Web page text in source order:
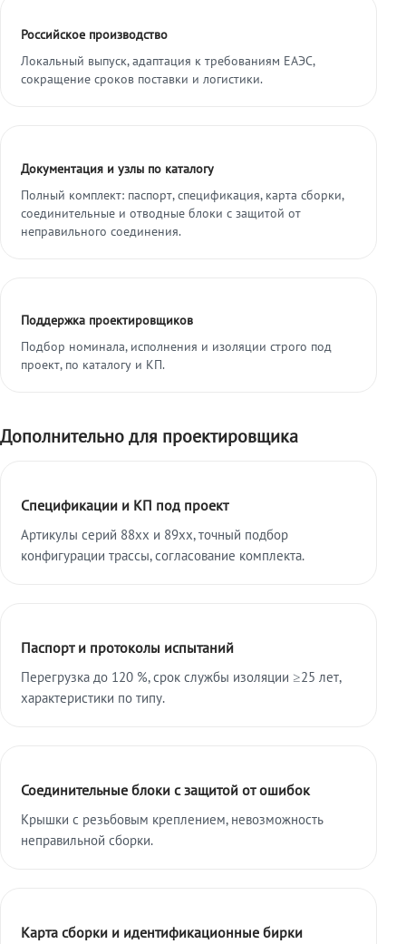
Российское производство
Локальный выпуск, адаптация к требованиям ЕАЭС,
сокращение сроков поставки и логистики.
Документация и узлы по каталогу
Полный комплект: паспорт, спецификация, карта сборки,
соединительные и отводные блоки с защитой от
неправильного соединения.
Поддержка проектировщиков
Подбор номинала, исполнения и изоляции строго под
проект, по каталогу и КП.
Дополнительно для проектировщика
Спецификации и КП под проект
Артикулы серий 88xx и 89xx, точный подбор
конфигурации трассы, согласование комплекта.
Паспорт и протоколы испытаний
Перегрузка до 120 %, срок службы изоляции ≥25 лет,
характеристики по типу.
Соединительные блоки с защитой от ошибок
Крышки с резьбовым креплением, невозможность
неправильной сборки.
Карта сборки и идентификационные бирки